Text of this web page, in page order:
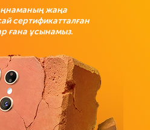
жаңа
сертификатталған
ғана ұсынамыз.